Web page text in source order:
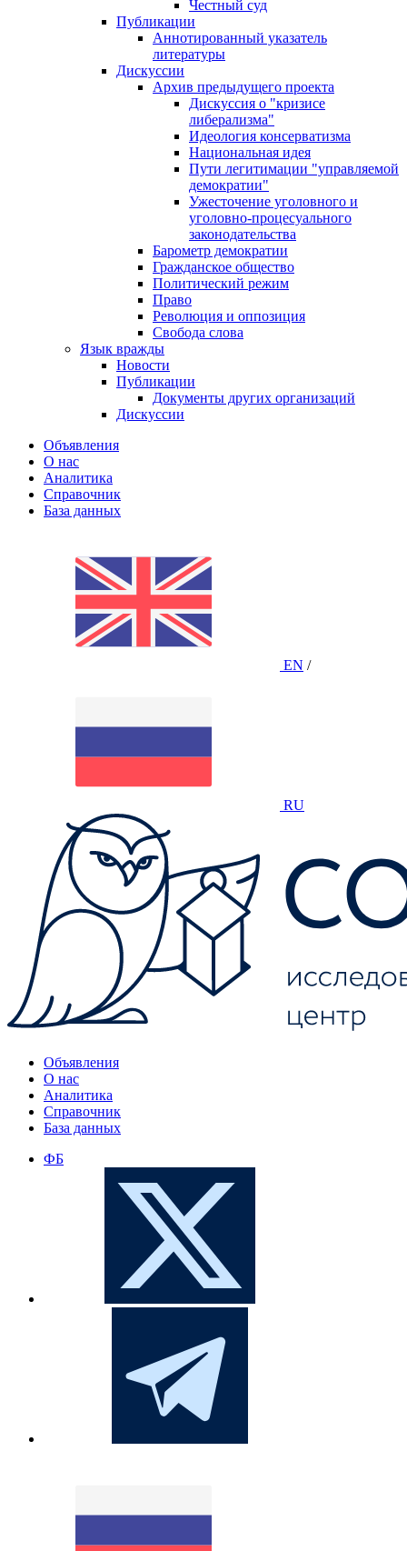
Честный суд
Публикации
Аннотированный указатель
литературы
Дискуссии
Архив предыдущего проекта
Дискуссия о "кризисе
либерализма"
Идеология консерватизма
Национальная идея
Пути легитимации "управляемой
демократии"
Ужесточение уголовного и
уголовно-процесуального
законодательства
Барометр демократии
Гражданское общество
Политический режим
Право
Революция и оппозиция
Свобода слова
Язык вражды
Новости
Публикации
Документы других организаций
Дискуссии
Объявления
О нас
Аналитика
Справочник
База данных
EN /
RU
Объявления
О нас
Аналитика
Справочник
База данных
ФБ